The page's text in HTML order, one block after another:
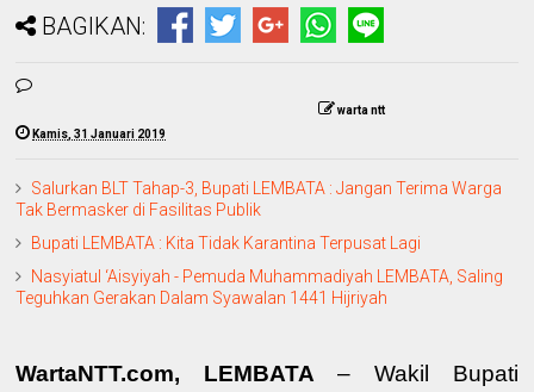
BAGIKAN:
warta ntt
Kamis, 31 Januari 2019
Salurkan BLT Tahap-3, Bupati LEMBATA : Jangan Terima Warga
Tak Bermasker di Fasilitas Publik
Bupati LEMBATA : Kita Tidak Karantina Terpusat Lagi
Nasyiatul ‘Aisyiyah - Pemuda Muhammadiyah LEMBATA, Saling
Teguhkan Gerakan Dalam Syawalan 1441 Hijriyah
WartaNTT.com, LEMBATA – Wakil Bupati